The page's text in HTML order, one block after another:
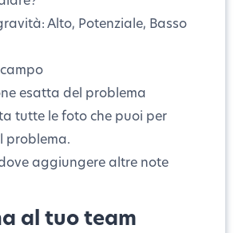
Alto, Potenziale, Basso
esatta del problema
tutte le foto che puoi per
problema.
aggiungere altre note
al tuo team